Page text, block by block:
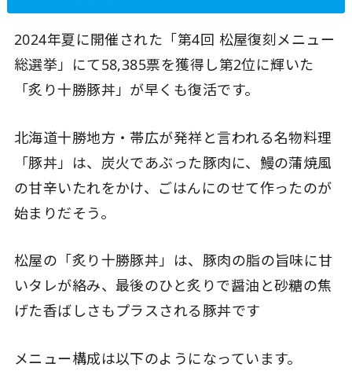
2024年夏に開催された「第4回 松屋復刻メニュー
総選挙」にて58,385票を獲得し第2位に輝いた
「炙り十勝豚丼」が早くも復活です。
北海道十勝地方・帯広が発祥と言われる名物料理
「豚丼」は、炭火であぶった豚肉に、鰻の蒲焼風
の甘辛いたれをかけ、ごはんにのせて作ったのが
始まりだそう。
松屋の「炙り十勝豚丼」は、豚肉の脂の旨味に甘
いタレが絡み、最後のひと炙りで醤油と砂糖の焦
げた香ばしさもプラスされる豚丼です
メニュー構成は以下のようになっています。